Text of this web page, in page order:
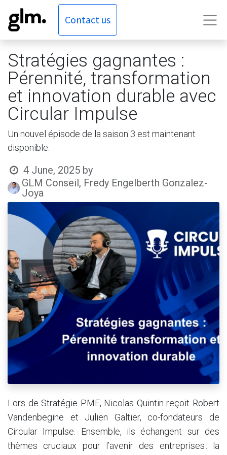
Contact us
Stratégies gagnantes :
Pérennité, transformation
et innovation durable avec
Circular Impulse
Un nouvel épisode de la saison 3 est maintenant
disponible.
4 June, 2025 by
GLM Conseil, Fredy Engelberth Gonzalez-
Joya
Lors de Stratégie PME, Nicolas Quintin reçoit Robert
Vandenbegine et Julien Galtier, co-fondateurs de
Circular Impulse. Ensemble, ils échangent sur des
thèmes cruciaux pour l’avenir des entreprises : la